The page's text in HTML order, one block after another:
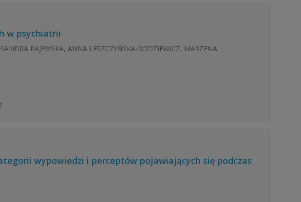
w psychiatrii
RAJEWSKA, ANNA LESZCZYŃSKA-RODZIEWICZ, MARZENA
wypowiedzi i perceptów pojawiających się podczas